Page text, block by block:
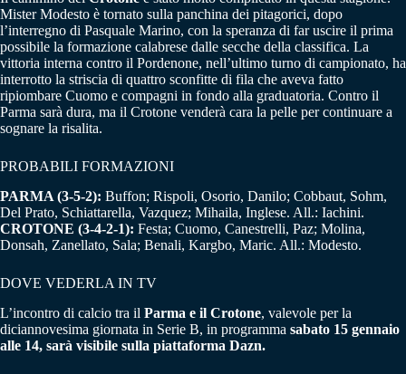
Mister Modesto è tornato sulla panchina dei pitagorici, dopo
l’interregno di Pasquale Marino, con la speranza di far uscire il prima
possibile la formazione calabrese dalle secche della classifica. La
vittoria interna contro il Pordenone, nell’ultimo turno di campionato, ha
interrotto la striscia di quattro sconfitte di fila che aveva fatto
ripiombare Cuomo e compagni in fondo alla graduatoria. Contro il
Parma sarà dura, ma il Crotone venderà cara la pelle per continuare a
sognare la risalita.
PROBABILI FORMAZIONI
PARMA (3-5-2): Buffon; Rispoli, Osorio, Danilo; Cobbaut, Sohm,
Del Prato, Schiattarella, Vazquez; Mihaila, Inglese. All.: Iachini.
CROTONE (3-4-2-1): Festa; Cuomo, Canestrelli, Paz; Molina,
Donsah, Zanellato, Sala; Benali, Kargbo, Maric. All.: Modesto.
DOVE VEDERLA IN TV
L’incontro di calcio tra il Parma e il Crotone, valevole per la
diciannovesima giornata in Serie B, in programma sabato 15 gennaio
alle 14, sarà visibile sulla piattaforma Dazn.